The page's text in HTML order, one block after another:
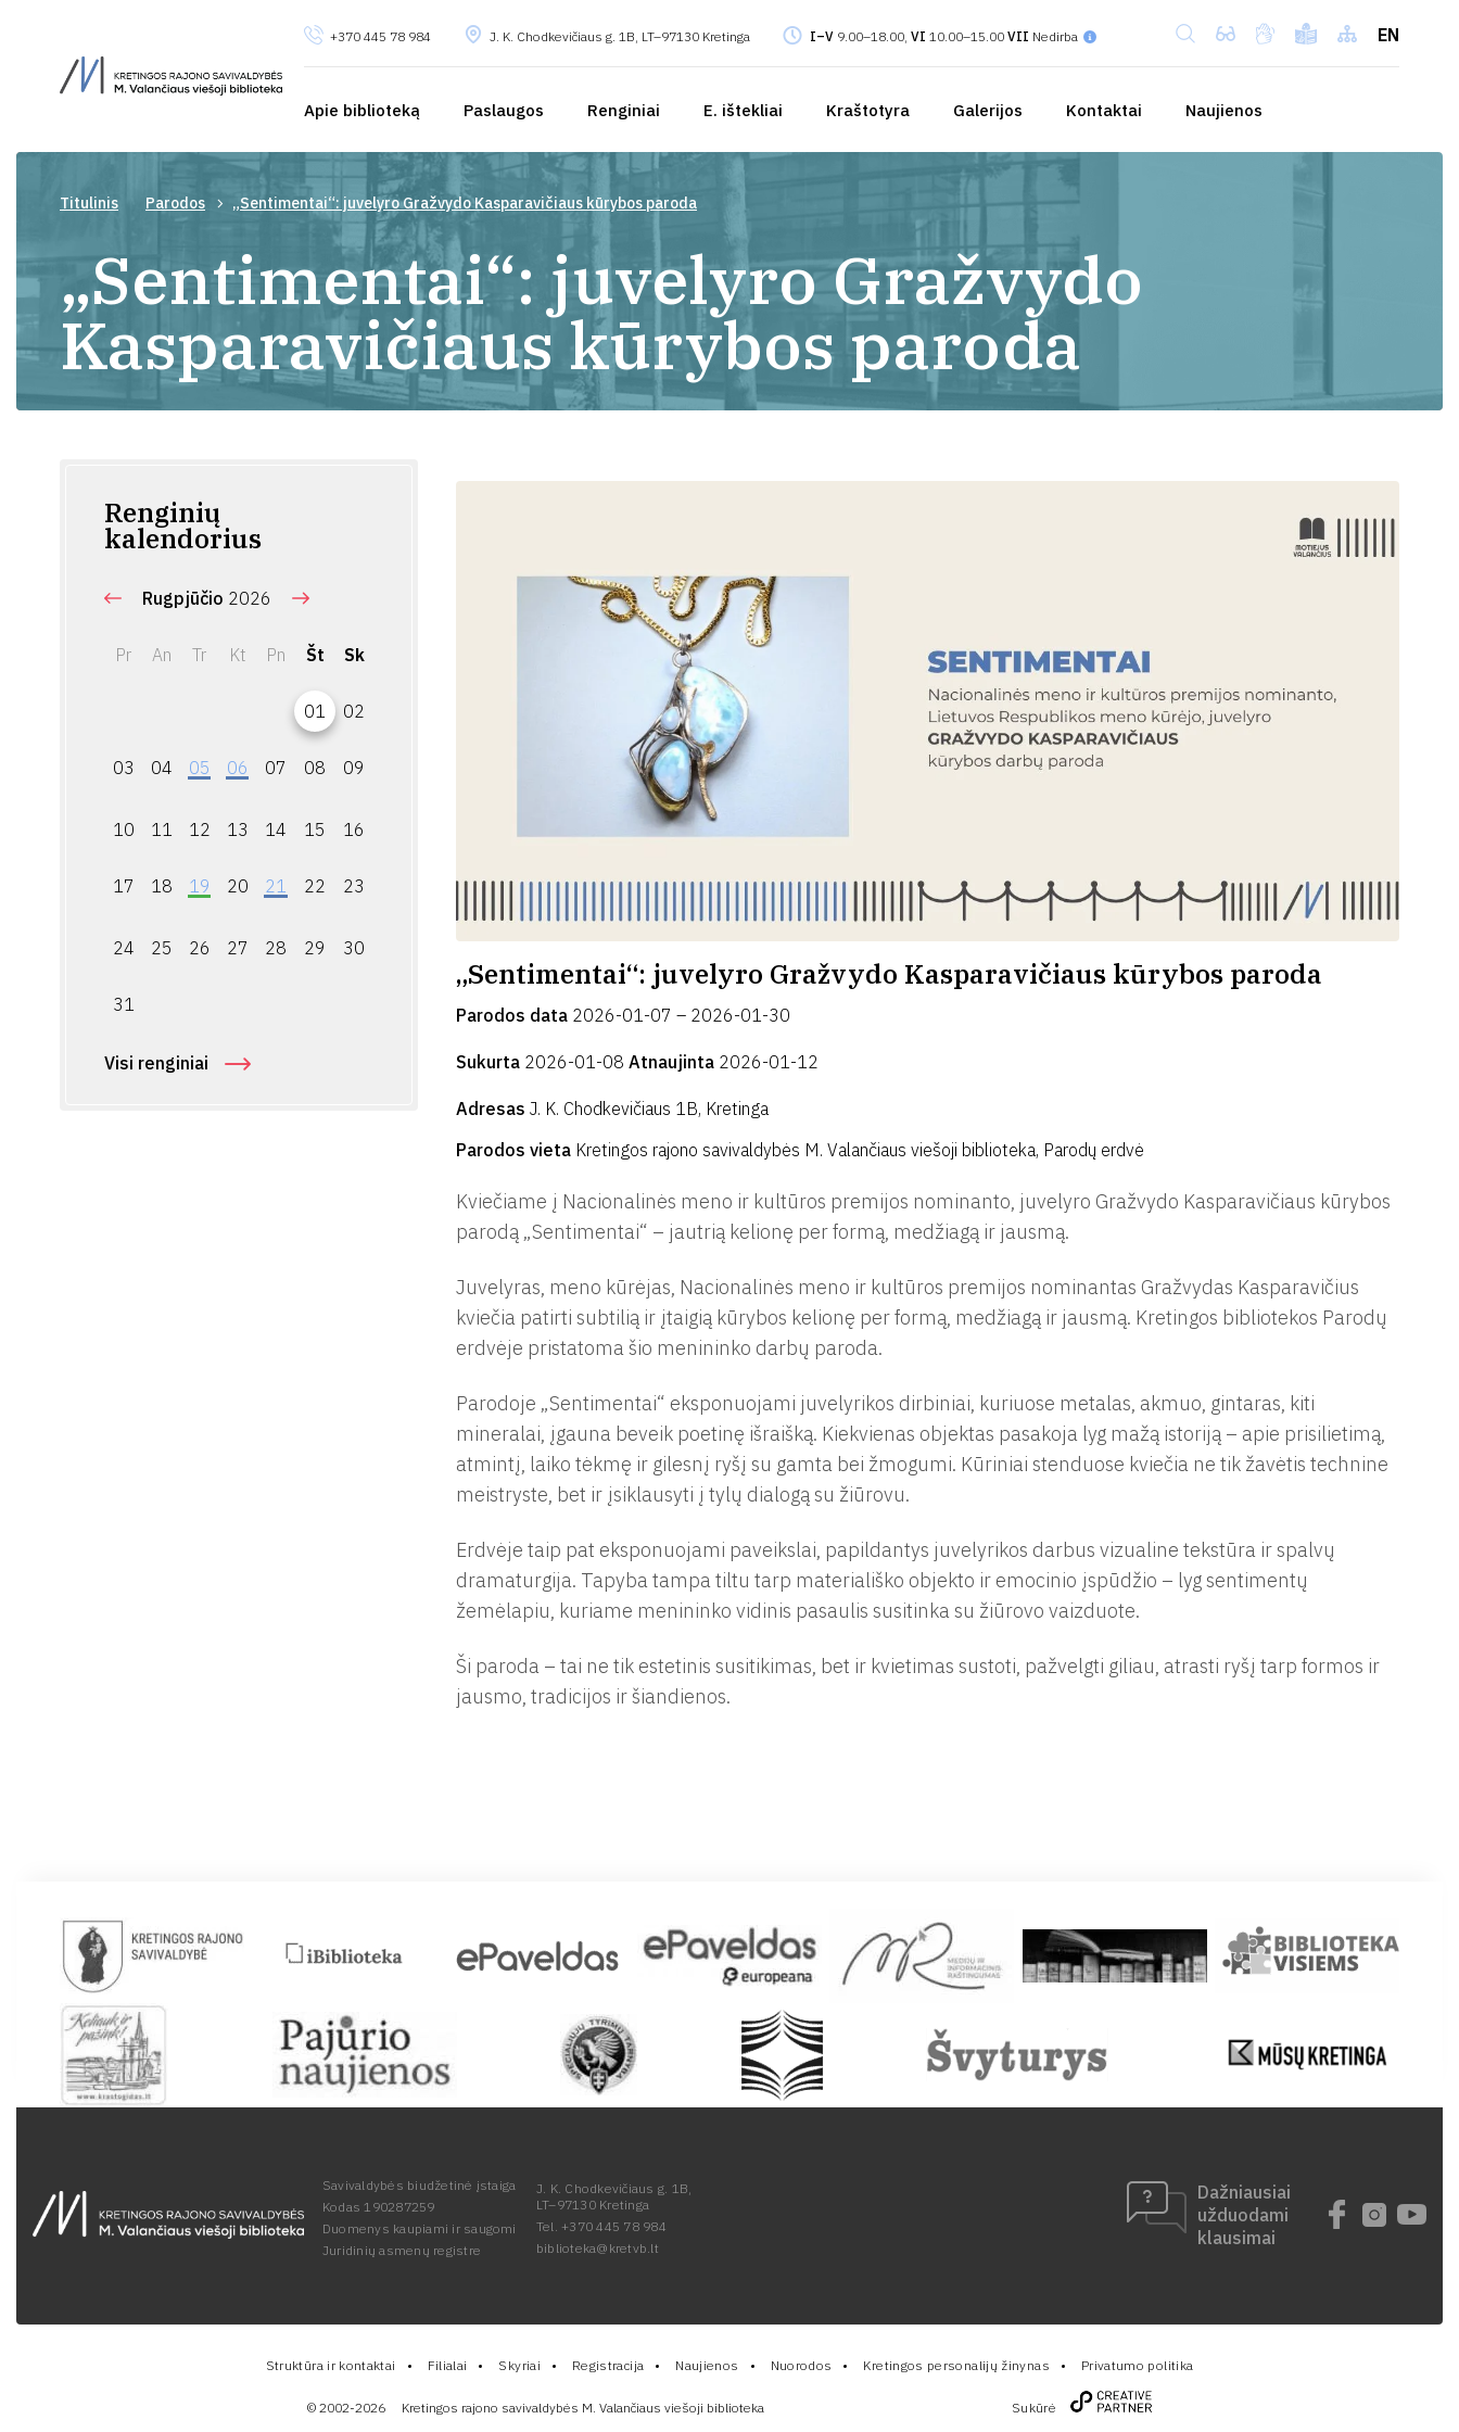
+370 445 78 984 J. K. Chodkevičiaus g. 1B, LT–97130 Kretinga I–V 9.00–18.00, VI 10.00–15.00 VII Nedirba EN
Apie biblioteką Paslaugos Renginiai E. ištekliai Kraštotyra Galerijos Kontaktai Naujienos
Titulinis Parodos „Sentimentai“: juvelyro Gražvydo Kasparavičiaus kūrybos paroda
„Sentimentai“: juvelyro Gražvydo
Kasparavičiaus kūrybos paroda
Renginių
kalendorius
Rugpjūčio 2026
Pr An Tr Kt Pn Št Sk
01 02
03 04 05 06 07 08 09
10 11 12 13 14 15 16
17 18 19 20 21 22 23
24 25 26 27 28 29 30
31
Visi renginiai
„Sentimentai“: juvelyro Gražvydo Kasparavičiaus kūrybos paroda
Parodos data 2026-01-07 – 2026-01-30
Sukurta 2026-01-08 Atnaujinta 2026-01-12
Adresas J. K. Chodkevičiaus 1B, Kretinga
Parodos vieta Kretingos rajono savivaldybės M. Valančiaus viešoji biblioteka, Parodų erdvė
Kviečiame į Nacionalinės meno ir kultūros premijos nominanto, juvelyro Gražvydo Kasparavičiaus kūrybos
parodą „Sentimentai“ – jautrią kelionę per formą, medžiagą ir jausmą.
Juvelyras, meno kūrėjas, Nacionalinės meno ir kultūros premijos nominantas Gražvydas Kasparavičius
kviečia patirti subtilią ir įtaigią kūrybos kelionę per formą, medžiagą ir jausmą. Kretingos bibliotekos Parodų
erdvėje pristatoma šio menininko darbų paroda.
Parodoje „Sentimentai“ eksponuojami juvelyrikos dirbiniai, kuriuose metalas, akmuo, gintaras, kiti
mineralai, įgauna beveik poetinę išraišką. Kiekvienas objektas pasakoja lyg mažą istoriją – apie prisilietimą,
atmintį, laiko tėkmę ir gilesnį ryšį su gamta bei žmogumi. Kūriniai stenduose kviečia ne tik žavėtis technine
meistryste, bet ir įsiklausyti į tylų dialogą su žiūrovu.
Erdvėje taip pat eksponuojami paveikslai, papildantys juvelyrikos darbus vizualine tekstūra ir spalvų
dramaturgija. Tapyba tampa tiltu tarp materiališko objekto ir emocinio įspūdžio – lyg sentimentų
žemėlapiu, kuriame menininko vidinis pasaulis susitinka su žiūrovo vaizduote.
Ši paroda – tai ne tik estetinis susitikimas, bet ir kvietimas sustoti, pažvelgti giliau, atrasti ryšį tarp formos ir
jausmo, tradicijos ir šiandienos.
Savivaldybės biudžetinė įstaiga
Kodas 190287259
Duomenys kaupiami ir saugomi
Juridinių asmenų registre
J. K. Chodkevičiaus g. 1B,
LT–97130 Kretinga
Tel. +370 445 78 984
biblioteka@kretvb.lt
Dažniausiai
užduodami
klausimai
© 2002-2026 Kretingos rajono savivaldybės M. Valančiaus viešoji biblioteka
Struktūra ir kontaktai Filialai Skyriai Registracija Naujienos Nuorodos Kretingos personalijų žinynas Privatumo politika
Sukūrė